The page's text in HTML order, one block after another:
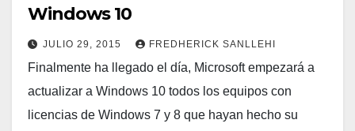
Windows 10
JULIO 29, 2015 FREDHERICK SANLLEHI
Finalmente ha llegado el día, Microsoft empezará a
actualizar a Windows 10 todos los equipos con
licencias de Windows 7 y 8 que hayan hecho su